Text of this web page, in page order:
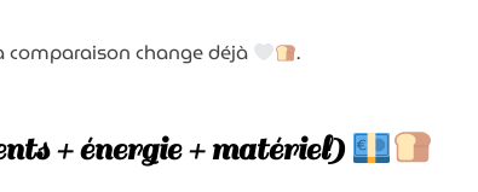
comparaison change déjà
.
+ énergie + matériel)
dossier